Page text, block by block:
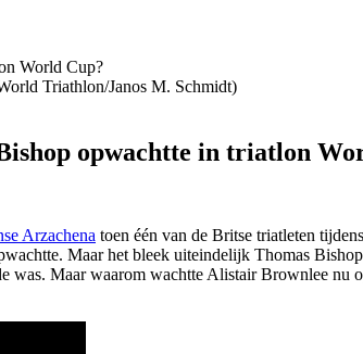
Triathlon/Janos M. Schmidt)
opwachtte in triatlon
Arzachena toen één van de Britse triatleten
Maar het bleek uiteindelijk Thomas
Maar waarom wachtte Alistair Brownlee nu